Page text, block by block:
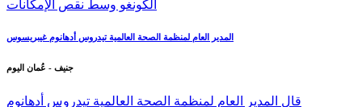
المدير العام لمنظمة الصحة العالمية تيدروس أدهانوم غيبريسوس
جنيف - عُمان اليوم
قال المدير العام لمنظمة الصحة العالمية تيدروس أدهانوم